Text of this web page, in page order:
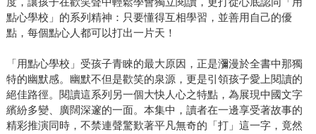
點心學校」的系列精神：只要懂得互相學習，並善用自己的優
點，每個點心人都可以打出一片天！
「用點心學校」受孩子青睞的最大原因，正是瀰漫於全書中那獨
特的幽默感。幽默不但是歡笑的泉源，更是引領孩子愛上閱讀的
絕佳路徑。閱讀這系列另一個大快人心之特點，為展現中國文字
繽紛多變、廣闊深邃的一面。本集中，讀者在一邊享受著故事的
精彩推演同時，不禁連聲驚歎著平凡無奇的「打」這一字，竟然